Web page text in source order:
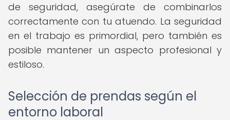
de seguridad, asegúrate de combinarlos
correctamente con tu atuendo. La seguridad
en el trabajo es primordial, pero también es
posible mantener un aspecto profesional y
estiloso.
Selección de prendas según el
entorno laboral